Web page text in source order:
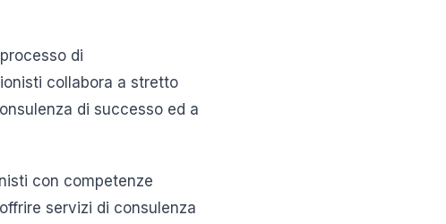
di
collabora a stretto
di successo ed a
con competenze
servizi di consulenza